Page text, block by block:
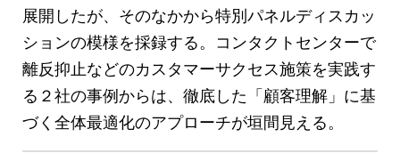
展開したが、そのなかから特別パネルディスカッ
ションの模様を採録する。コンタクトセンターで
離反抑止などのカスタマーサクセス施策を実践す
る２社の事例からは、徹底した「顧客理解」に基
づく全体最適化のアプローチが垣間見える。